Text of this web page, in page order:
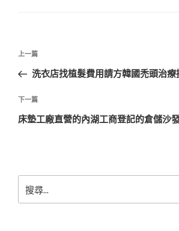
文
導
覽
上
一
文
章
上一篇
洗衣店找植髮費用請方韓國禿頭治
下
一
下一篇
床墊工廠直營的內湖工商登記的倉儲沙
尋